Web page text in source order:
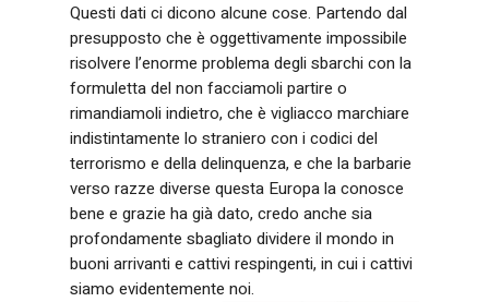
Questi dati ci dicono alcune cose. Partendo dal
presupposto che è oggettivamente impossibile
risolvere l’enorme problema degli sbarchi con la
formuletta del non facciamoli partire o
rimandiamoli indietro, che è vigliacco marchiare
indistintamente lo straniero con i codici del
terrorismo e della delinquenza, e che la barbarie
verso razze diverse questa Europa la conosce
bene e grazie ha già dato, credo anche sia
profondamente sbagliato dividere il mondo in
buoni arrivanti e cattivi respingenti, in cui i cattivi
siamo evidentemente noi.